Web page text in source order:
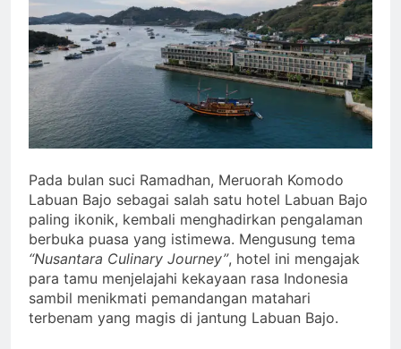
Pada bulan suci Ramadhan, Meruorah Komodo
Labuan Bajo sebagai salah satu hotel Labuan Bajo
paling ikonik, kembali menghadirkan pengalaman
berbuka puasa yang istimewa. Mengusung tema
“Nusantara Culinary Journey”, hotel ini mengajak
para tamu menjelajahi kekayaan rasa Indonesia
sambil menikmati pemandangan matahari
terbenam yang magis di jantung Labuan Bajo.